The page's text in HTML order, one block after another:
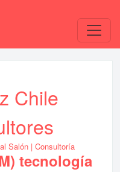
Chile
Salón| Consultoría
tecnología